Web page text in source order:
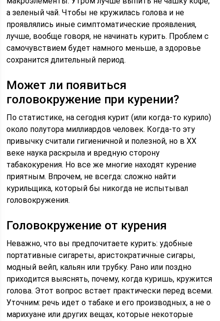
а зеленый чай. Чтобы не кружилась голова и не
проявлялись иные симптоматические проявления,
лучше, вообще говоря, не начинать курить. Проблем с
самочувствием будет намного меньше, а здоровье
сохранится длительный период.
Может ли появиться
головокружение при курении?
По статистике, на сегодня курит (или когда-то курило)
около полутора миллиардов человек. Когда-то эту
привычку считали гигиеничной и полезной, но в XX
веке наука раскрыла и вредную сторону
табакокурения. Но все же многие находят курение
приятным. Впрочем, не всегда: сложно найти
курильщика, который бы никогда не испытывал
головокружения.
Головокружение от курения
Неважно, что вы предпочитаете курить: удобные
портативные сигареты, аристократичные сигары,
модный вейп, кальян или трубку. Рано или поздно
приходится выяснять, почему, когда куришь, кружится
голова. Этот вопрос встает практически перед всеми.
Уточним: речь идет о табаке и его производных, а не о
марихуане или других вещах, которые некоторые